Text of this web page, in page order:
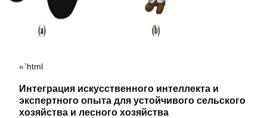
«`html
Интеграция искусственного интеллекта и
экспертного опыта для устойчивого сельского
хозяйства и лесного хозяйства